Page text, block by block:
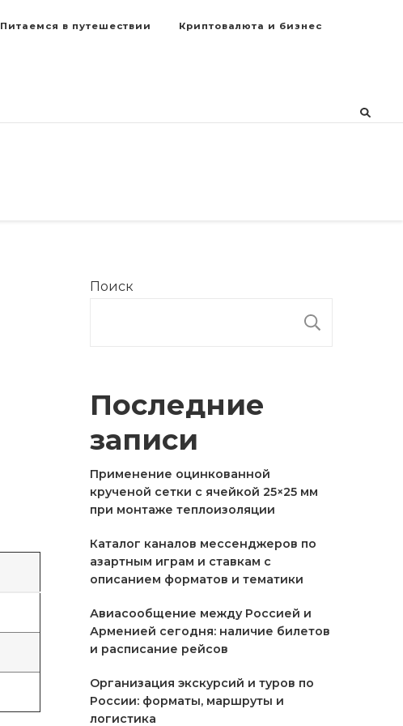
Питаемся в путешествии Криптовалюта и бизнес
Поиск
Последние
записи
Применение оцинкованной
крученой сетки с ячейкой 25×25 мм
при монтаже теплоизоляции
Каталог каналов мессенджеров по
азартным играм и ставкам с
описанием форматов и тематики
Авиасообщение между Россией и
Арменией сегодня: наличие билетов
и расписание рейсов
Организация экскурсий и туров по
России: форматы, маршруты и
логистика